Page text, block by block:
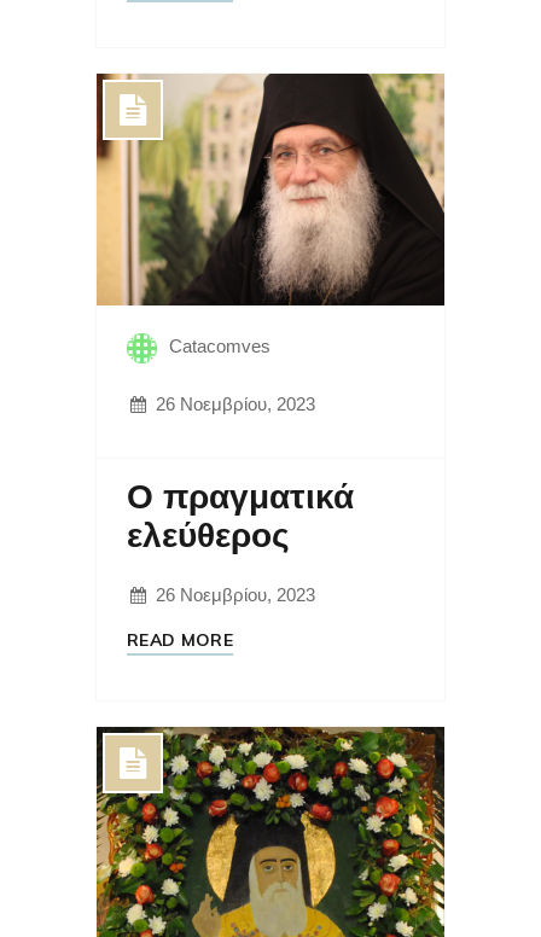
Catacomves
26 Νοεμβρίου, 2023
Ο πραγματικά
ελεύθερος
26 Νοεμβρίου, 2023
READ MORE